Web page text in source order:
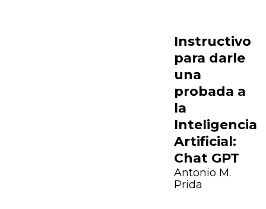
Instructivo
para darle
una
probada a
la
Inteligencia
Artificial:
Chat GPT
Antonio M.
Prida